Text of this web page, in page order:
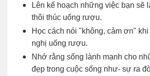
Lên kế hoạch những việc bạn sẽ
thôi thúc uống rượu.
Học cách nói "không, cảm ơn"
nghị uống rượu.
Nhớ rằng sống lành mạnh cho
đẹp trong cuộc sống như- sự ra